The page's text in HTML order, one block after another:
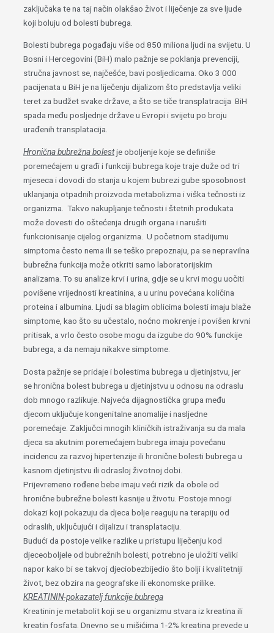
zaključaka te na taj način olakšao život i liječenje za sve ljude
koji boluju od bolesti bubrega.
Bolesti bubrega pogađaju više od 850 miliona ljudi na svijetu. U
Bosni i Hercegovini (BiH) malo pažnje se poklanja prevenciji,
stručna javnost se, najčešće, bavi posljedicama. Oko 3 000
pacijenata u BiH je na liječenju dijalizom što predstavlja veliki
teret za budžet svake države, a što se tiče transplatracija BiH
spada među posljednje države u Evropi i svijetu po broju
urađenih transplatacija.
Hronična bubrežna bolestje oboljenje koje se definiše
poremećajem u građi i funkciji bubrega koje traje duže od tri
mjeseca i dovodi do stanja u kojem bubrezi gube sposobnost
uklanjanja otpadnih proizvoda metabolizma i viška tečnosti iz
organizma. Takvo nakupljanje tečnosti i štetnih produkata
može dovesti do oštećenja drugih organa i narušiti
funkcionisanje cijelog organizma. U početnom stadijumu
simptoma često nema ili se teško prepoznaju, pa se nepravilna
bubrežna funkcija može otkriti samo laboratorijskim
analizama. To su analize krvi i urina, gdje se u krvi mogu uočiti
povišene vrijednosti kreatinina, a u urinu povećana količina
proteina i albumina. Ljudi sa blagim oblicima bolesti imaju blaže
simptome, kao što su učestalo, noćno mokrenje i povišen krvni
pritisak, a vrlo često osobe mogu da izgube do 90% funckije
bubrega, a da nemaju nikakve simptome.
Dosta pažnje se pridaje i bolestima bubrega u djetinjstvu, jer
se hronična bolest bubrega u djetinjstvu u odnosu na odraslu
dob mnogo razlikuje. Najveća dijagnostička grupa među
djecom uključuje kongenitalne anomalije i nasljedne
poremećaje. Zaključci mnogih kliničkih istraživanja su da mala
djeca sa akutnim poremećajem bubrega imaju povećanu
incidencu za razvoj hipertenzije ili hronične bolesti bubrega u
kasnom djetinjstvu ili odrasloj životnoj dobi.
Prijevremeno rođene bebe imaju veći rizik da obole od
hronične bubrežne bolesti kasnije u životu. Postoje mnogi
dokazi koji pokazuju da djeca bolje reaguju na terapiju od
odraslih, uključujući i dijalizu i transplataciju.
Budući da postoje velike razlike u pristupu liječenju kod
djeceoboljele od bubrežnih bolesti, potrebno je uložiti veliki
napor kako bi se takvoj djeciobezbijedio što bolji i kvalitetniji
život, bez obzira na geografske ili ekonomske prilike.
KREATININ-pokazatelj funkcije bubrega
Kreatinin je metabolit koji se u organizmu stvara iz kreatina ili
kreatin fosfata. Dnevno se u mišićima 1-2% kreatina prevede u